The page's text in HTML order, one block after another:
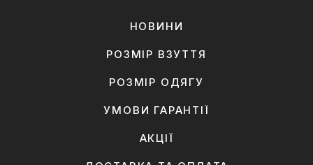
НОВИНИ
РОЗМІР ВЗУТТЯ
РОЗМІР ОДЯГУ
УМОВИ ГАРАНТІЇ
АКЦІЇ